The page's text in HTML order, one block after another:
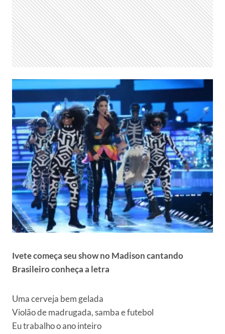
Ivete começa seu show no Madison cantando
Brasileiro conheça a letra
Uma cerveja bem gelada
Violão de madrugada, samba e futebol
Eu trabalho o ano inteiro